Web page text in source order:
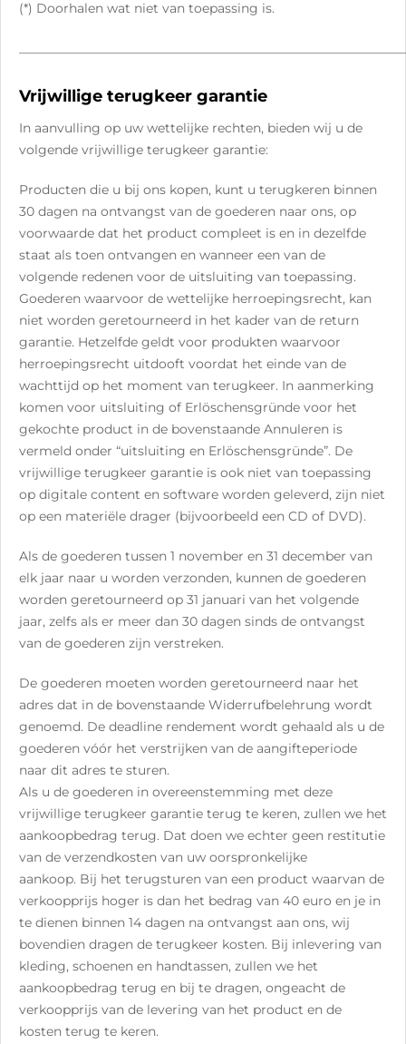
(*) Doorhalen wat niet van toepassing is.
Vrijwillige terugkeer garantie
In aanvulling op uw wettelijke rechten, bieden wij u de
volgende vrijwillige terugkeer garantie:
Producten die u bij ons kopen, kunt u terugkeren binnen
30 dagen na ontvangst van de goederen naar ons, op
voorwaarde dat het product compleet is en in dezelfde
staat als toen ontvangen en wanneer een van de
volgende redenen voor de uitsluiting van toepassing.
Goederen waarvoor de wettelijke herroepingsrecht, kan
niet worden geretourneerd in het kader van de return
garantie. Hetzelfde geldt voor produkten waarvoor
herroepingsrecht uitdooft voordat het einde van de
wachttijd op het moment van terugkeer. In aanmerking
komen voor uitsluiting of Erlöschensgründe voor het
gekochte product in de bovenstaande Annuleren is
vermeld onder “uitsluiting en Erlöschensgründe”. De
vrijwillige terugkeer garantie is ook niet van toepassing
op digitale content en software worden geleverd, zijn niet
op een materiële drager (bijvoorbeeld een CD of DVD).
Als de goederen tussen 1 november en 31 december van
elk jaar naar u worden verzonden, kunnen de goederen
worden geretourneerd op 31 januari van het volgende
jaar, zelfs als er meer dan 30 dagen sinds de ontvangst
van de goederen zijn verstreken.
De goederen moeten worden geretourneerd naar het
adres dat in de bovenstaande Widerrufbelehrung wordt
genoemd. De deadline rendement wordt gehaald als u de
goederen vóór het verstrijken van de aangifteperiode
naar dit adres te sturen.
Als u de goederen in overeenstemming met deze
vrijwillige terugkeer garantie terug te keren, zullen we het
aankoopbedrag terug. Dat doen we echter geen restitutie
van de verzendkosten van uw oorspronkelijke
aankoop. Bij het terugsturen van een product waarvan de
verkoopprijs hoger is dan het bedrag van 40 euro en je in
te dienen binnen 14 dagen na ontvangst aan ons, wij
bovendien dragen de terugkeer kosten. Bij inlevering van
kleding, schoenen en handtassen, zullen we het
aankoopbedrag terug en bij te dragen, ongeacht de
verkoopprijs van de levering van het product en de
kosten terug te keren.